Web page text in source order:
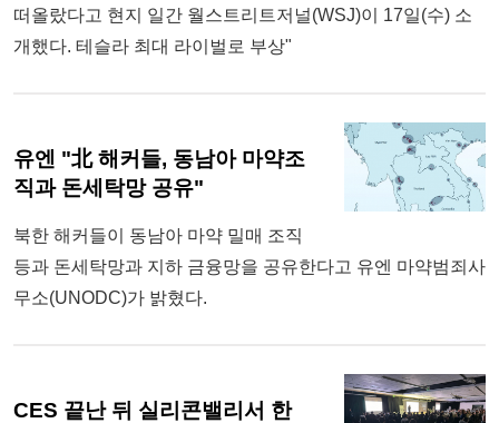
떠올랐다고 현지 일간 월스트리트저널(WSJ)이 17일(수) 소
개했다. 테슬라 최대 라이벌로 부상"
유엔 "北 해커들, 동남아 마약조
직과 돈세탁망 공유"
북한 해커들이 동남아 마약 밀매 조직
등과 돈세탁망과 지하 금융망을 공유한다고 유엔 마약범죄사
무소(UNODC)가 밝혔다.
CES 끝난 뒤 실리콘밸리서 한